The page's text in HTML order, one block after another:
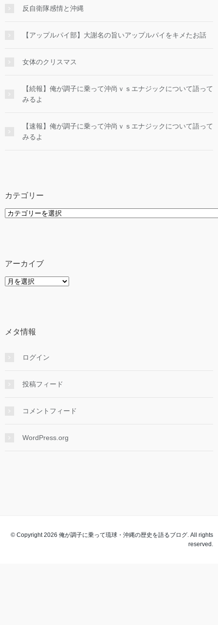
反自衛隊感情と沖縄
【アップルパイ部】大謝名の旨いアップルパイをキメたお話
女体のクリスマス
【続報】俺が調子に乗って沖尚ｖｓエナジックについて語って
みるよ
【速報】俺が調子に乗って沖尚ｖｓエナジックについて語って
みるよ
カテゴリー
カ
アーカイブ
ア
メタ情報
ログイン
投稿フィード
コメントフィード
WordPress.org
© Copyright 2026 俺が調子に乗って琉球・沖縄の歴史を語るブログ. All rights
reserved.